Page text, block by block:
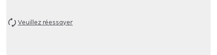
Veuillez réessayer